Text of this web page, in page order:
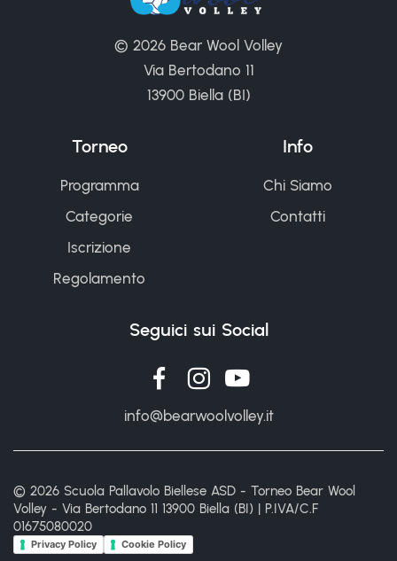
© 2026 Bear Wool Volley
Via Bertodano 11
13900 Biella (BI)
Torneo
Programma
Categorie
Iscrizione
Regolamento
Info
Chi Siamo
Contatti
Seguici sui Social
info@bearwoolvolley.it
© 2026 Scuola Pallavolo Biellese ASD - Torneo Bear Wool
Volley - Via Bertodano 11 13900 Biella (BI) | P.IVA/C.F
01675080020
Privacy Policy Cookie Policy